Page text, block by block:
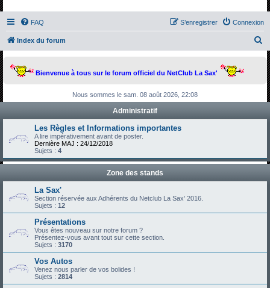
FAQ Connexion
S’enregistrer
Index du forum
Bienvenue à tous sur le forum officiel du NetClub La Sax'
Nous sommes le sam. 08 août 2026, 22:08
Administratif
Les Règles et Informations importantes
A lire impérativement avant de poster.
Dernière MAJ : 24/12/2018
Sujets : 4
Zone des stands
La Sax'
Section réservée aux Adhérents du Netclub La Sax' 2016.
Sujets : 12
Présentations
Vous êtes nouveau sur notre forum ?
Présentez-vous avant tout sur cette section.
Sujets : 3170
Vos Autos
Venez nous parler de vos bolides !
Sujets : 2814